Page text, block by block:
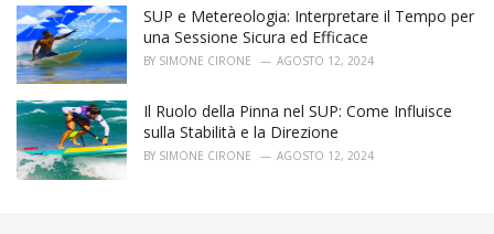
SUP e Metereologia: Interpretare il Tempo per
una Sessione Sicura ed Efficace
BY SIMONE CIRONE AGOSTO 12, 2024
Il Ruolo della Pinna nel SUP: Come Influisce
sulla Stabilità e la Direzione
BY SIMONE CIRONE AGOSTO 12, 2024